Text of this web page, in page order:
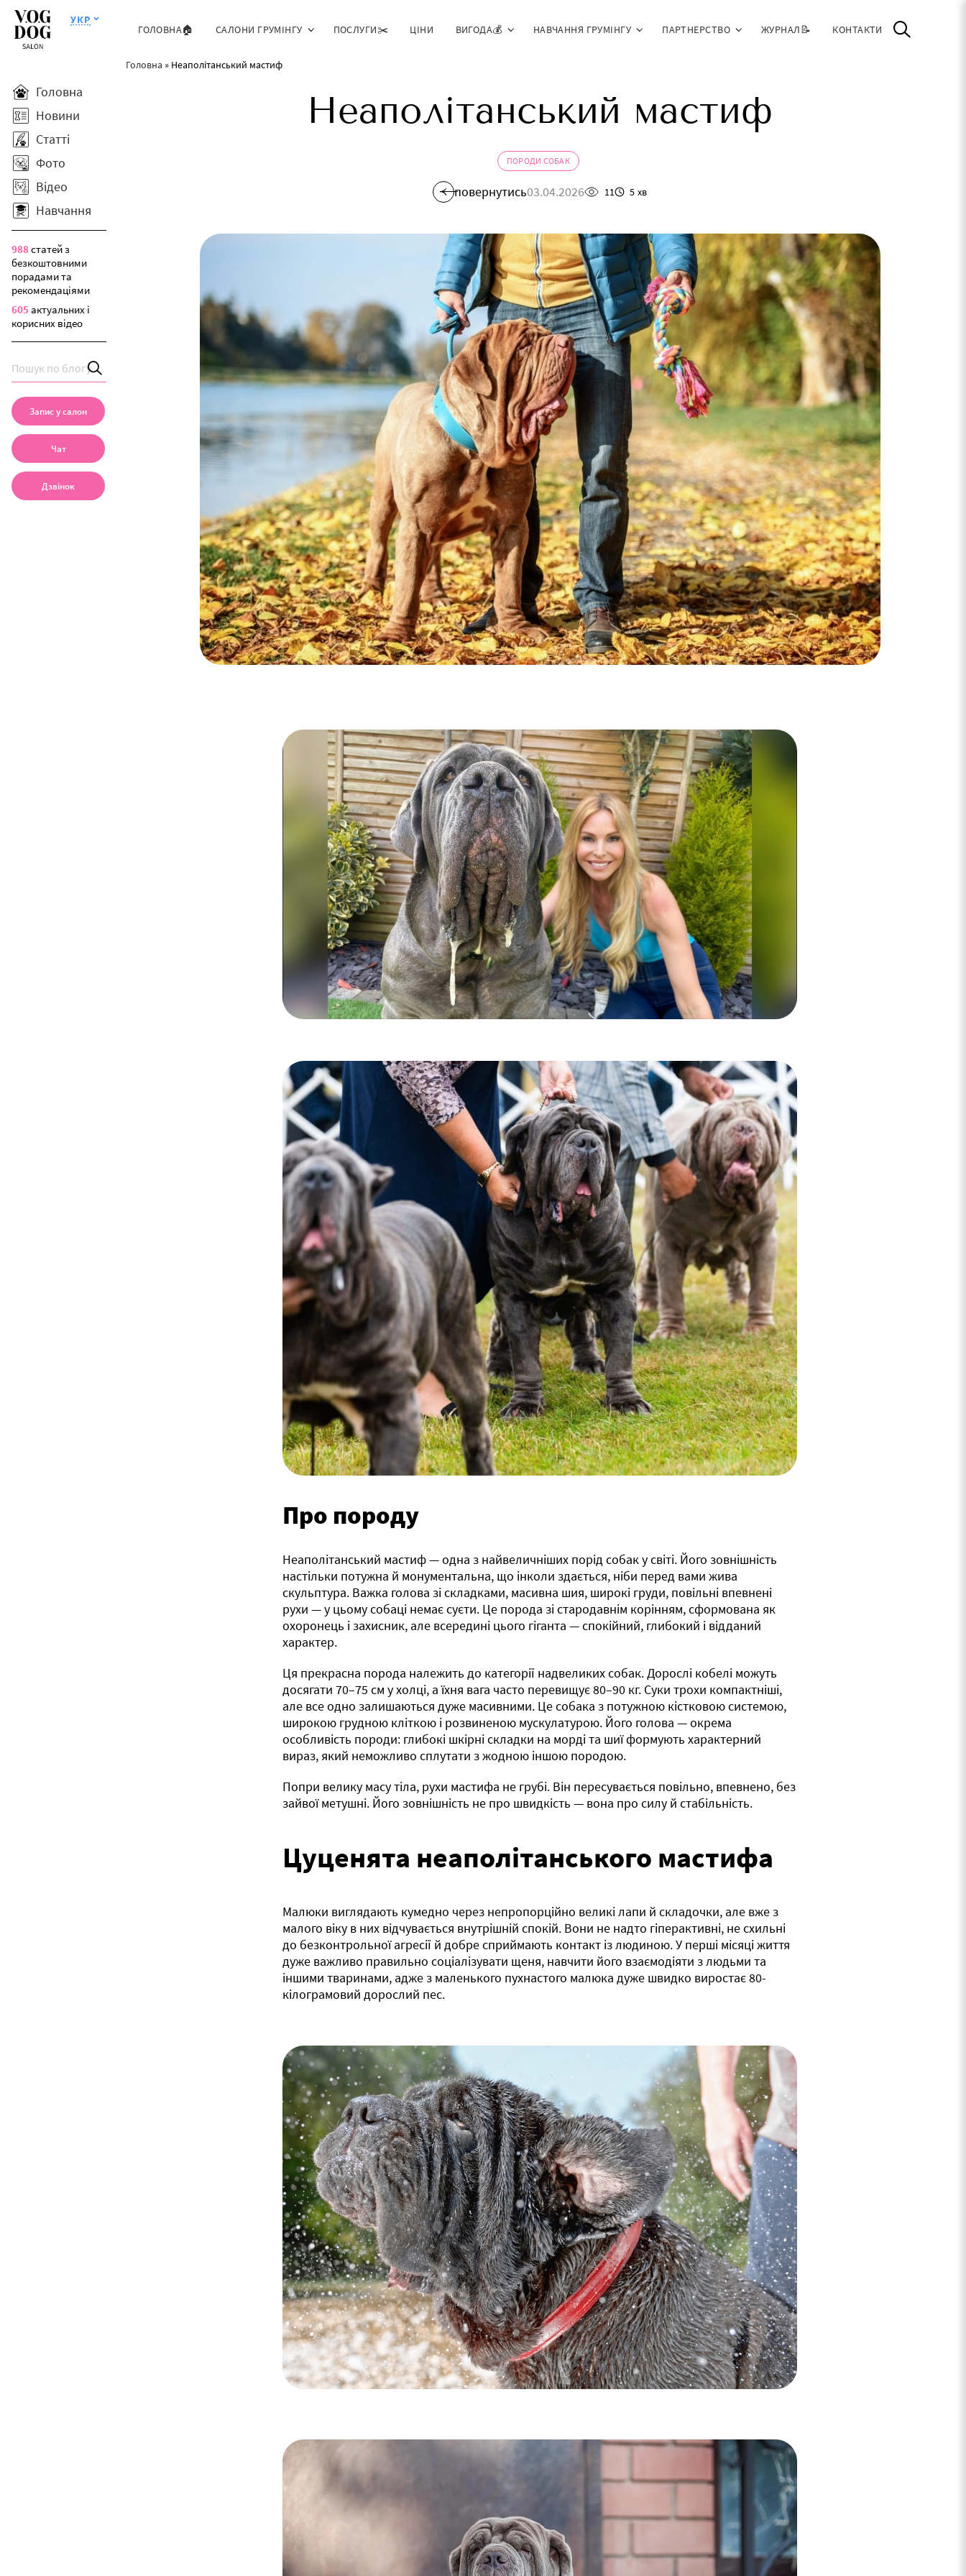
УКР
ГОЛОВНА🏠
САЛОНИ ГРУМІНГУ ПОСЛУГИ✂️ ЦІНИ ВИГОДА💰 НАВЧАННЯ ГРУМІНГУ ПАРТНЕРСТВО ЖУРНАЛ📝 КОНТАКТИ
Головна » Неаполітанський мастиф
Головна
Новини
Статті
Фото
Відео
Навчання
988статей з
безкоштовними
порадами та
рекомендаціями
605 актуальних і
корисних відео
Запис у салон
Чат
Дзвінок
Неаполітанський мастиф
ПОРОДИ СОБАК
повернутись03.04.2026 11 5 хв
Про породу
Неаполітанський мастиф — одна з найвеличніших порід собак у світі. Його зовнішність
настільки потужна й монументальна, що інколи здається, ніби перед вами жива
скульптура. Важка голова зі складками, масивна шия, широкі груди, повільні впевнені
рухи — у цьому собаці немає суєти. Це порода зі стародавнім корінням, сформована як
охоронець і захисник, але всередині цього гіганта — спокійний, глибокий і відданий
характер.
Ця прекрасна порода належить до категорії надвеликих собак. Дорослі кобелі можуть
досягати 70–75 см у холці, а їхня вага часто перевищує 80–90 кг. Суки трохи компактніші,
але все одно залишаються дуже масивними. Це собака з потужною кістковою системою,
широкою грудною кліткою і розвиненою мускулатурою. Його голова — окрема
особливість породи: глибокі шкірні складки на морді та шиї формують характерний
вираз, який неможливо сплутати з жодною іншою породою.
Попри велику масу тіла, рухи мастифа не грубі. Він пересувається повільно, впевнено, без
зайвої метушні. Його зовнішність не про швидкість — вона про силу й стабільність.
Цуценята неаполітанського мастифа
Малюки виглядають кумедно через непропорційно великі лапи й складочки, але вже з
малого віку в них відчувається внутрішній спокій. Вони не надто гіперактивні, не схильні
до безконтрольної агресії й добре сприймають контакт із людиною. У перші місяці життя
дуже важливо правильно соціалізувати щеня, навчити його взаємодіяти з людьми та
іншими тваринами, адже з маленького пухнастого малюка дуже швидко виростає 80-
кілограмовий дорослий пес.